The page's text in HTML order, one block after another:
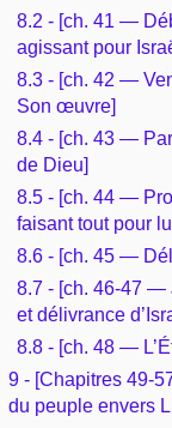
8.2 - [ch. 41 —
agissant pour
8.3 - [ch. 42 —
Son œuvre]
8.4 - [ch. 43 —
de Dieu]
8.5 - [ch. 44 —
faisant tout pour
8.6 - [ch. 45 —
8.7 - [ch. 46-47 —
et délivrance
8.8 - [ch. 48 —
9 - [Chapitres 49-
du peuple envers